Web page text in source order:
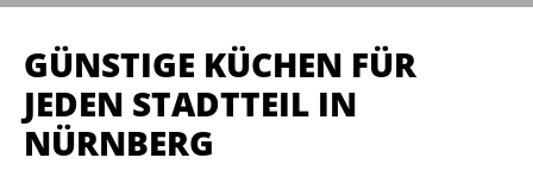
GÜNSTIGE KÜCHEN FÜR
JEDEN STADTTEIL IN
NÜRNBERG